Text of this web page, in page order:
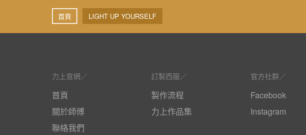
首頁 LIGHT UP YOURSELF
力上官網
首頁
關於師傅
聯絡我們
訂製西服
製作流程
力上作品集
官方社群
Facebook
Instagram